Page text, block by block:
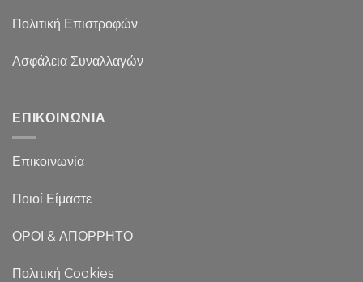
Πολιτική Επιστροφών
Ασφάλεια Συναλλαγών
ΕΠΙΚΟΙΝΩΝΙΑ
Επικοινωνία
Ποιοί Είμαστε
ΟΡΟΙ & ΑΠΟΡΡΗΤΟ
Πολιτική Cookies